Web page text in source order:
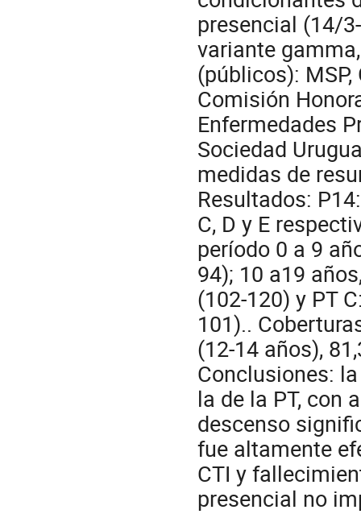
presencial (14/
variante
(públicos):
Comisión
Enfermedades
Sociedad
medidas de
Resultados:
C, D y E
período 0 a 9
94); 10 a19
(102-120) y PT
101)..
(12-14 años),
Conclusiones:
la de la PT, con
descenso
fue altamente
CTI y
presencial no